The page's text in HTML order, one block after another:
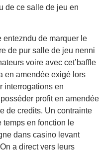
de ce salle de jeu en
entezndu de marquer le
de pur salle de jeu nenni
voire avec cet’baffle
en amendée exigé lors
interrogations en
profit en amendée
de credits. Un contrainte
temps en fonction le
dans casino levant
a direct vers leurs